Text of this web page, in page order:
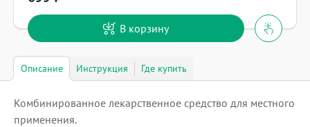
В корзину
Описание Инструкция Где купить
Комбинированное лекарственное средство для местного
применения.